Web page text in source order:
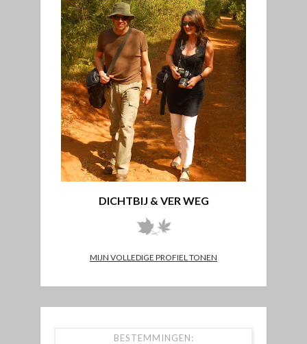
DICHTBIJ & VER WEG
MIJN VOLLEDIGE PROFIEL TONEN
BESTEMMINGEN: